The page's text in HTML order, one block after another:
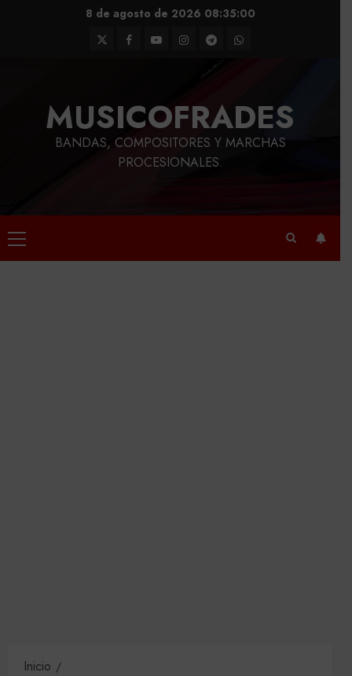
8 de agosto de 2026 08:35:01
TwitterFacebook
YoutubeInstagram
TelegramWhatsApp
MUSICOFRADES
BANDAS, COMPOSITORES Y MARCHAS
PROCESIONALES.
Menú
principal
Inicio